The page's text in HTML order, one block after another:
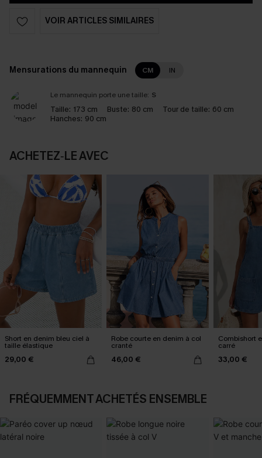
VOIR ARTICLES SIMILAIRES
Mensurations du mannequin CM IN
Le mannequin porte une taille: S
Taille: 173 cm Buste: 80 cm Tour de taille: 60 cm
Hanches: 90 cm
ACHETEZ‑LE AVEC
Short en denim bleu ciel à
taille élastique
29,00 €
Robe courte en denim à col
cranté
46,00 €
Combishort
carré
33,00 €
FRÉQUEMMENT ACHETÉS ENSEMBLE